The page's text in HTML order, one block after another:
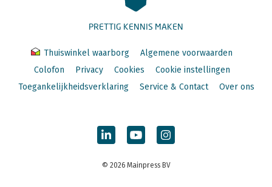
PRETTIG KENNIS MAKEN
Thuiswinkel waarborg
Algemene voorwaarden
Colofon
Privacy Cookies
Cookie instellingen
Toegankelijkheidsverklaring
Service & Contact Over ons
© 2026 Mainpress BV